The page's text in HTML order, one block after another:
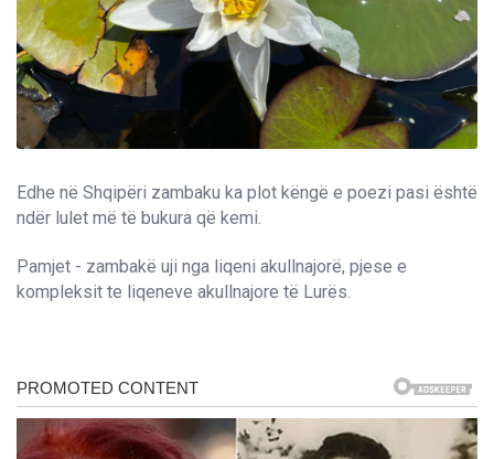
Edhe në Shqipëri zambaku ka plot këngë e poezi pasi është
ndër lulet më të bukura që kemi.
Pamjet - zambakë uji nga liqeni akullnajorë, pjese e
kompleksit te liqeneve akullnajore të Lurës.